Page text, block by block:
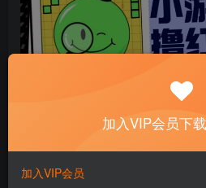
下载地址：加入VIP会员下
加入VIP会员